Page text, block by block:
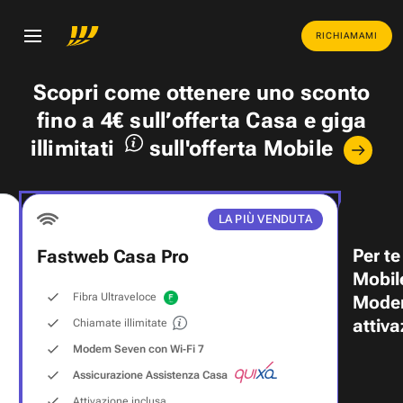
RICHIAMAMI
Scopri come ottenere uno sconto
fino a 4€ sull’offerta Casa egiga
illimitati
sull'offerta Mobile
LA PIÙ VENDUTA
Fastweb Casa Pro
Fibra Ultraveloce
Chiamate illimitate
Modem Seven con Wi‑Fi 7
Assicurazione Assistenza Casa
Per